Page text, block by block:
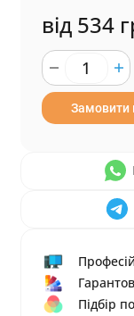
від 534
Замовити
Підбір